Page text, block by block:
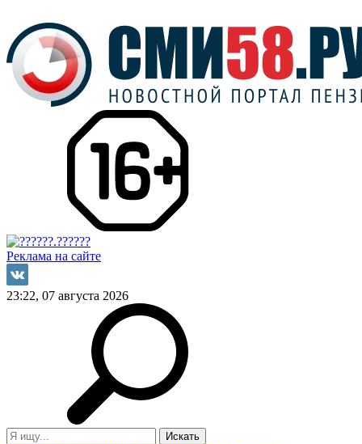
Реклама на сайте
23:22, 07 августа 2026